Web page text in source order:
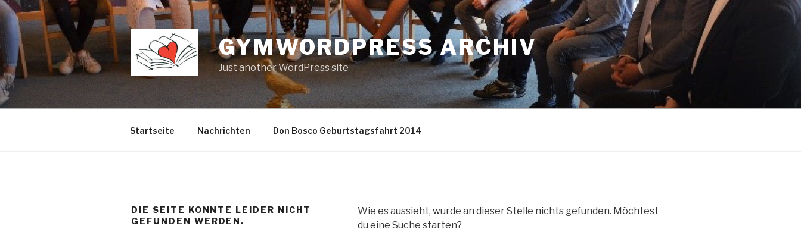
Zum
Inhalt
springen
GYMWORDPRESS ARCHIV
Just another WordPress site
Startseite Nachrichten Don Bosco Geburtstagsfahrt 2014
DIE SEITE KONNTE LEIDER NICHT
GEFUNDEN WERDEN.
Wie es aussieht, wurde an dieser Stelle nichts gefunden. Möchtest
du eine Suche starten?